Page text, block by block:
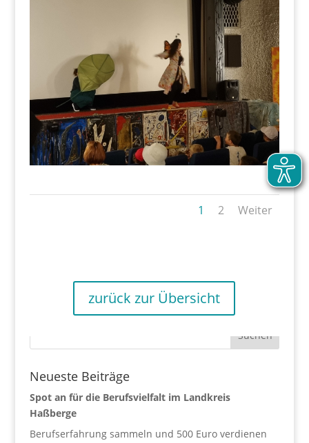
1 2 Weiter
zurück zur Übersicht
Neueste Beiträge
Spot an für die Berufsvielfalt im Landkreis
Haßberge
Berufserfahrung sammeln und 500 Euro verdienen